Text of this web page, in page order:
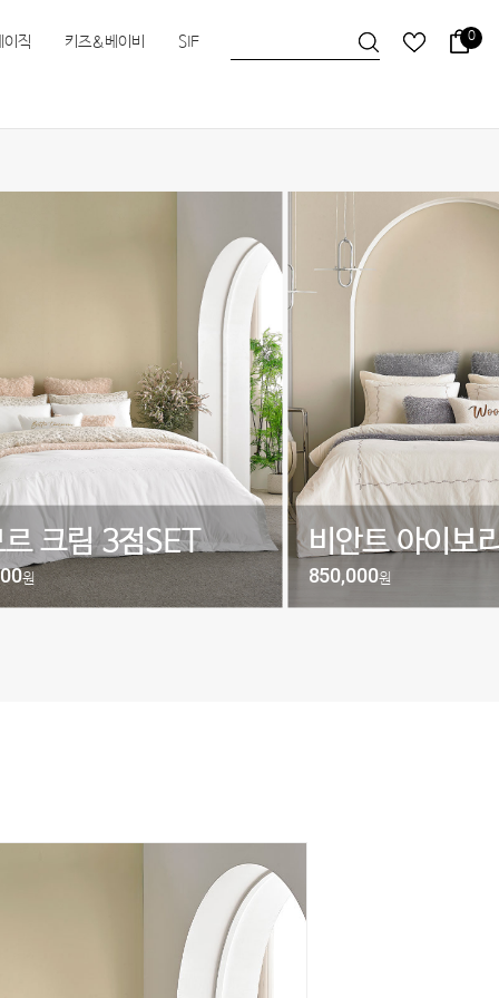
이직 키즈&베이비 SIF HEIMa 한실 한
0
르 크림 3점SET
원
비안트 아이보
850,000원